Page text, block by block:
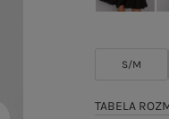
S/M
TABELA